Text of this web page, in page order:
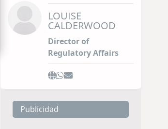
LOUISE
CALDERWOOD
Director of
Regulatory Affairs
Publicidad